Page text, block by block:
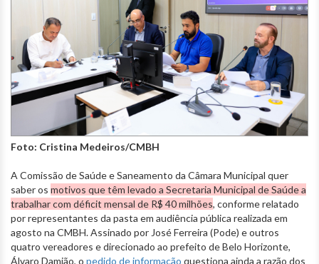
Foto: Cristina Medeiros/CMBH
A Comissão de Saúde e Saneamento da Câmara Municipal quer
saber os motivos que têm levado a Secretaria Municipal de Saúde a
trabalhar com déficit mensal de R$ 40 milhões, conforme relatado
por representantes da pasta em audiência pública realizada em
agosto na CMBH. Assinado por José Ferreira (Pode) e outros
quatro vereadores e direcionado ao prefeito de Belo Horizonte,
Álvaro Damião, o pedido de informação questiona ainda a razão dos